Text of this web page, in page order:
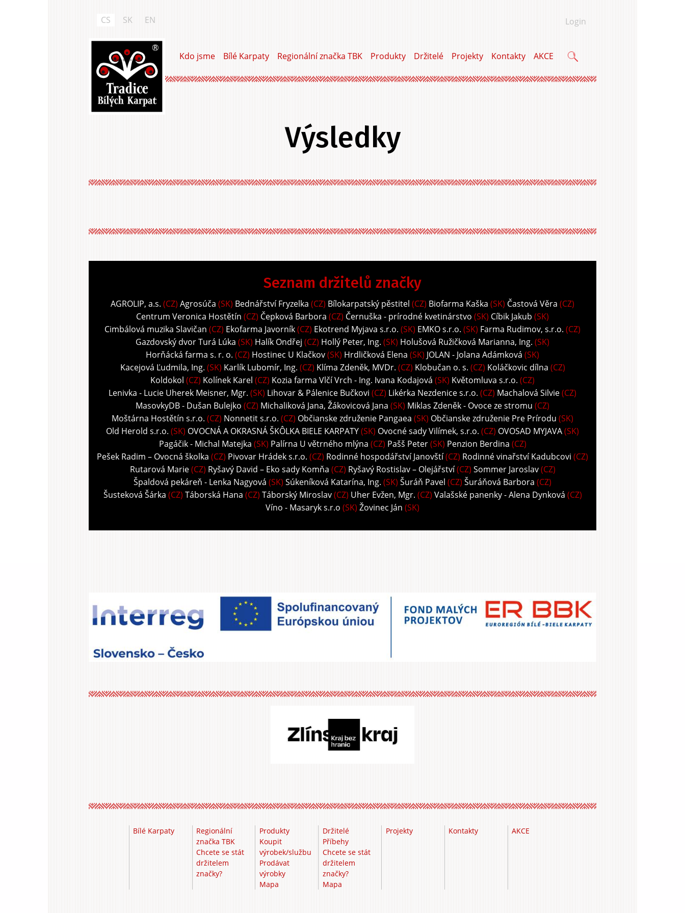
Tradice Bílých Karpat
Login
Kdo jsme Bílé Karpaty Regionální značka TBK Produkty Držitelé Projekty Kontakty AKCE
CS SK EN
Výsledky
Seznam držitelů značky
AGROLIP, a.s. (CZ) Agrosúča (SK) Bednářství Fryzelka (CZ) Bílokarpatský pěstitel (CZ) Biofarma Kaška (SK) Častová Věra (CZ)
Centrum Veronica Hostětín (CZ) Čepková Barbora (CZ) Černuška - prírodné kvetinárstvo (SK) Cíbik Jakub (SK)
Cimbálová muzika Slavičan (CZ) Ekofarma Javorník(CZ) Ekotrend Myjava s.r.o. (SK) EMKO s.r.o. (SK) Farma Rudimov, s.r.o. (CZ)
Gazdovský dvor Turá Lúka (SK) Halík Ondřej (CZ) Hollý Peter, Ing. (SK) Holušová Ružičková Marianna, Ing. (SK)
Horňácká farma s. r. o. (CZ) Hostinec U Klačkov(SK) Hrdličková Elena (SK) JOLAN - Jolana Adámková (SK)
Kacejová Ľudmila, Ing. (SK) Karlík Lubomír, Ing. (CZ) Klíma Zdeněk, MVDr. (CZ) Klobučan o. s. (CZ) Koláčkovic dílna (CZ)
Koldokol (CZ) Kolínek Karel (CZ) Kozia farma Vlčí Vrch - Ing. Ivana Kodajová (SK) Květomluva s.r.o. (CZ)
Lenivka - Lucie Uherek Meisner, Mgr. (SK) Lihovar & Pálenice Bučkovi (CZ) Likérka Nezdenice s.r.o. (CZ) Machalová Silvie(CZ)
MasovkyDB - Dušan Bulejko (CZ) Michaliková Jana, Žákovicová Jana (SK) Miklas Zdeněk - Ovoce ze stromu (CZ)
Moštárna Hostětín s.r.o. (CZ) Nonnetit s.r.o. (CZ) Občianske združenie Pangaea (SK) Občianske združenie Pre Prírodu (SK)
Old Herold s.r.o. (SK) OVOCNÁ A OKRASNÁ ŠKÔLKA BIELE KARPATY(SK) Ovocné sady Vilímek, s.r.o. (CZ) OVOSAD MYJAVA(SK)
Pagáčik - Michal Matejka (SK) Palírna U větrného mlýna (CZ) Pašš Peter(SK) Penzion Berdina (CZ)
Pešek Radim – Ovocná školka (CZ) Pivovar Hrádek s.r.o. (CZ) Rodinné hospodářství Janovští(CZ) Rodinné vinařství Kadubcovi (CZ)
Rutarová Marie(CZ) Ryšavý David – Eko sady Komňa (CZ) Ryšavý Rostislav – Olejářství(CZ) Sommer Jaroslav(CZ)
Špaldová pekáreň - Lenka Nagyová (SK) Súkeníková Katarína, Ing. (SK) Šuráň Pavel (CZ) Šuráňová Barbora (CZ)
Šusteková Šárka (CZ) Táborská Hana (CZ) Táborský Miroslav(CZ) Uher Evžen, Mgr. (CZ) Valašské panenky - Alena Dynková (CZ)
Víno - Masaryk s.r.o (SK) Žovinec Ján (SK)
Bílé Karpaty
Regionální
značka TBK
Chcete se stát
držitelem
značky?
Produkty
Koupit
výrobek/službu
Prodávat
výrobky
Mapa
Držitelé
Příbehy
Chcete se stát
držitelem
značky?
Mapa
Projekty Kontakty AKCE